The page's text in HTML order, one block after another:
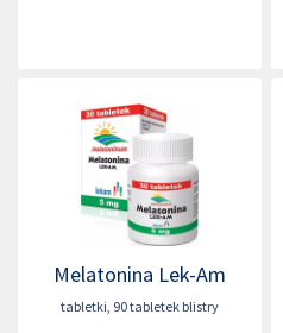
Melatonina Lek-Am
tabletki 90 tabletek blistry